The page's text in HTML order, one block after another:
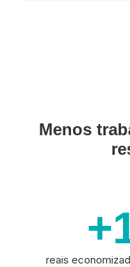
Menos
reais